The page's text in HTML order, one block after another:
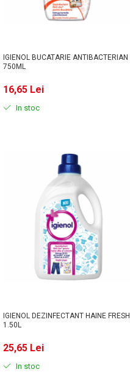
Solutie de indepartat rugina si
pentru par, masca de par
Vata demachianta
IGIENOL BUCATARIE ANTIBACTERIAN
750ML
16,65 Lei
In stoc
IGIENOL DEZINFECTANT HAINE FRESH
1.50L
25,65 Lei
In stoc